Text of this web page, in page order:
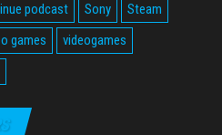
podcast Sony
Steam
games
videogames